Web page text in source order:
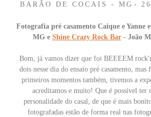
BARÃO DE COCAIS - MG
Fotografia pré casamento Caique e Yanne
MG e Shine Crazy Rock Bar- João
Bom, já vamos dizer que foi BEEEEM
dois nesse dia do ensaio pré casamento, mas
primeiros momentos também, tivemos a
acreditamos e muito! Que é possível ter
personalidade do casal, de que é mais
fotografadas estão de forma real nas